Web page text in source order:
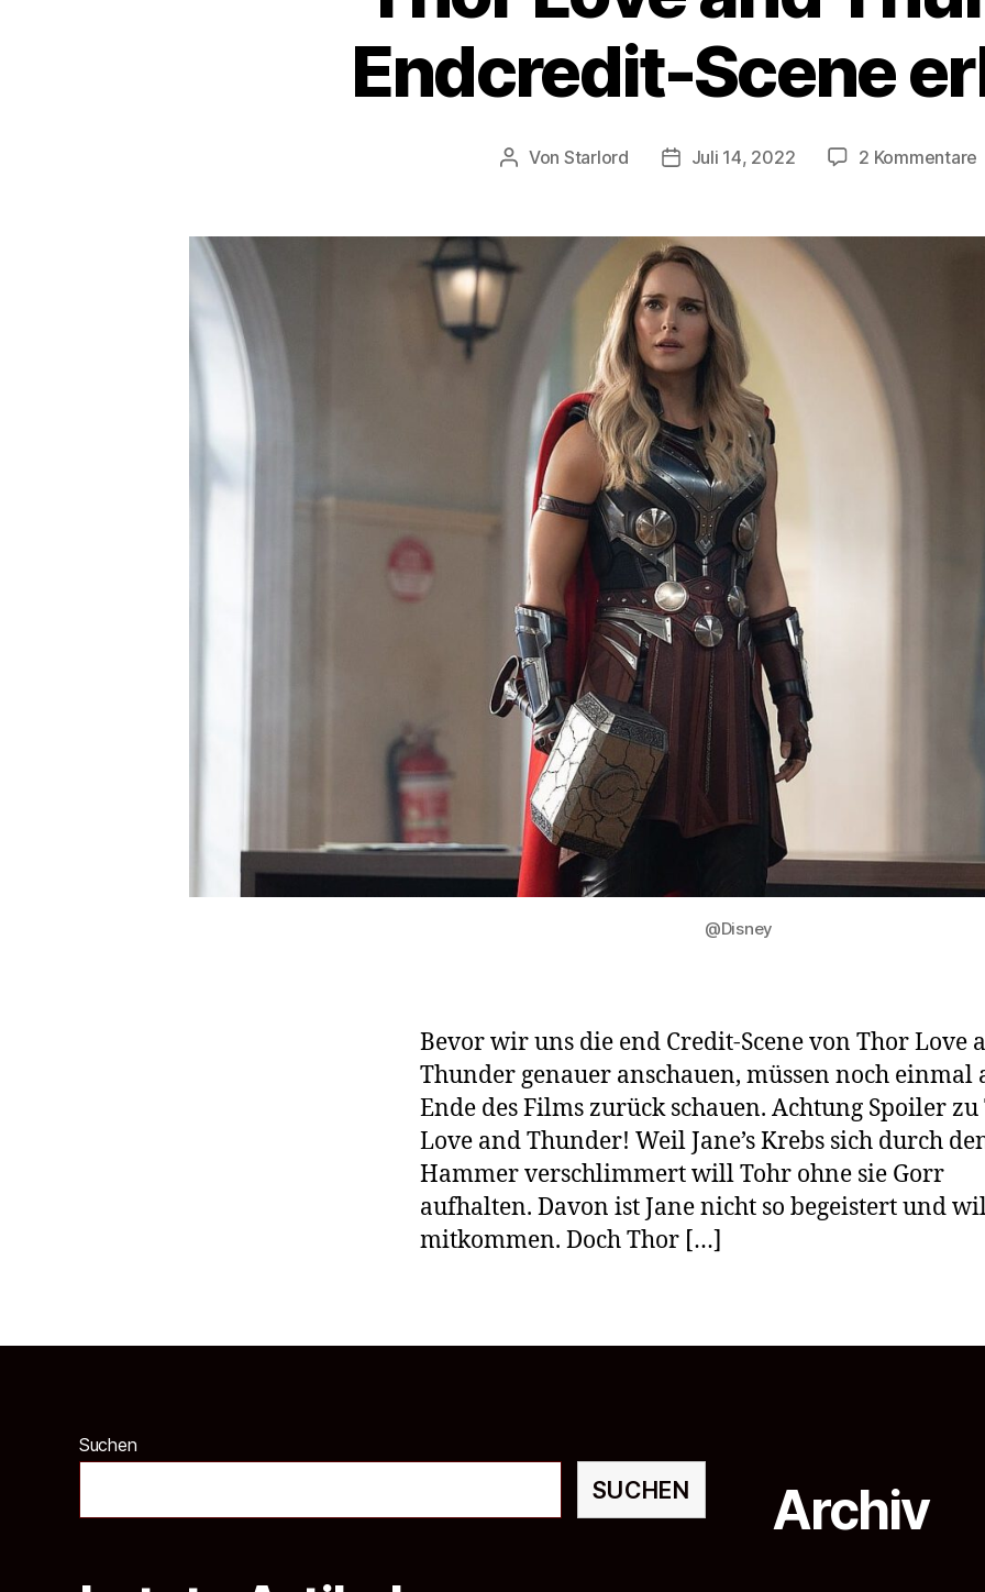
Endcredit-Scene
Beitragsautor
Von Starlord Beitragsdatum
Juli 14, 2022 2 Kommentare
@Disney
Bevor wir uns die end Credit-Scene von Thor Love
Thunder genauer anschauen, müssen noch einmal
Ende des Films zurück schauen. Achtung Spoiler
Love and Thunder! Weil Jane’s Krebs sich durch
Hammer verschlimmert will Tohr ohne sie Gorr
aufhalten. Davon ist Jane nicht so begeistert und
mitkommen. Doch Thor […]
Suchen
SUCHEN Archiv